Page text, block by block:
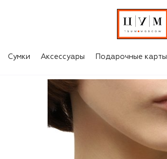
Сумки Аксессуары Подарочные карты